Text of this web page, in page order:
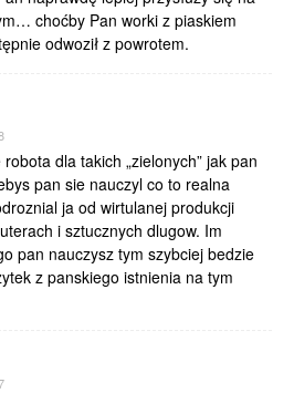
choćby Pan worki z piaskiem
odwoził z powrotem.
dla takich „zielonych” jak pan
pan sie nauczyl co to realna
ja od wirtulanej produkcji
i sztucznych dlugow. Im
pan nauczysz tym szybciej bedzie
z panskiego istnienia na tym